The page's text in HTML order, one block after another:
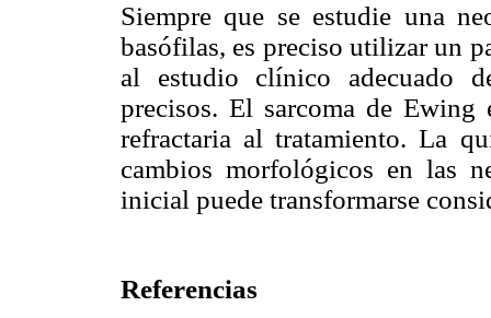
Siempre que se estudie una
basófilas, es preciso utilizar un
al estudio clínico adecuado
precisos. El sarcoma de Ewing
refractaria al tratamiento. La
cambios morfológicos en las
inicial puede transformarse
Referencias